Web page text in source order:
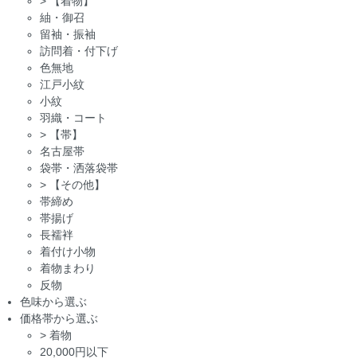
紬・御召
留袖・振袖
訪問着・付下げ
色無地
江戸小紋
小紋
羽織・コート
>
【帯】
名古屋帯
袋帯・洒落袋帯
>
【その他】
帯締め
帯揚げ
長襦袢
着付け小物
着物まわり
反物
色味から選ぶ
価格帯から選ぶ
> 着物
20,000円以下